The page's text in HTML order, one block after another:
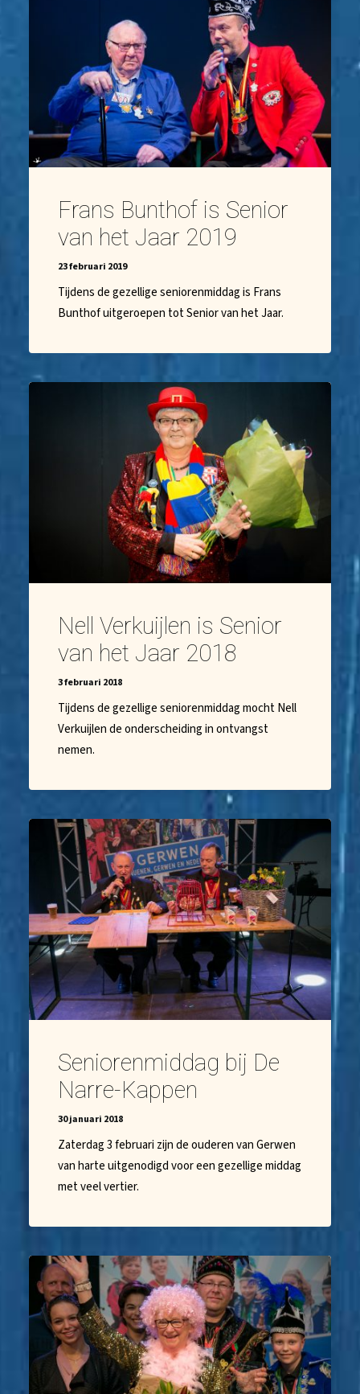
Frans Bunthof is Senior
van het Jaar 2019
23 februari 2019
Tijdens de gezellige seniorenmiddag is Frans
Bunthof uitgeroepen tot Senior van het Jaar.
Nell Verkuijlen is Senior
van het Jaar 2018
3 februari 2018
Tijdens de gezellige seniorenmiddag mocht Nell
Verkuijlen de onderscheiding in ontvangst
nemen.
Seniorenmiddag bij De
Narre-Kappen
30 januari 2018
Zaterdag 3 februari zijn de ouderen van Gerwen
van harte uitgenodigd voor een gezellige middag
met veel vertier.